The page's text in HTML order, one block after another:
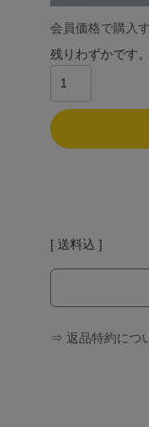
会員価格で購入
残りわずかです。
送料込
⇒ 返品特約につ